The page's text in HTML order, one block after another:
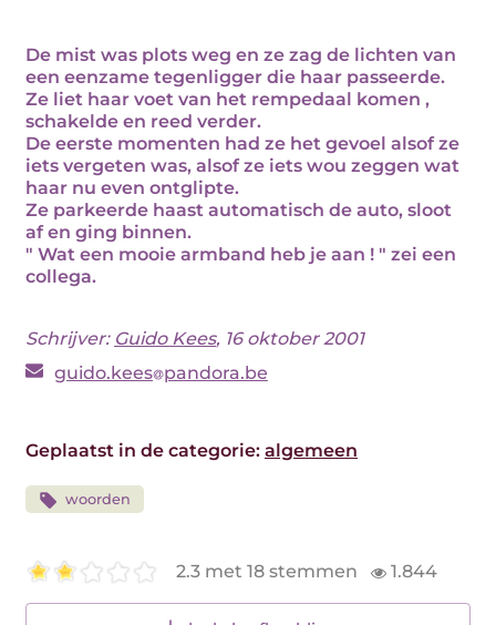
De mist was plots weg en ze zag de lichten van
een eenzame tegenligger die haar passeerde.
Ze liet haar voet van het rempedaal komen ,
schakelde en reed verder.
De eerste momenten had ze het gevoel alsof ze
iets vergeten was, alsof ze iets wou zeggen wat
haar nu even ontglipte.
Ze parkeerde haast automatisch de auto, sloot
af en ging binnen.
" Wat een mooie armband heb je aan ! " zei een
collega.
Schrijver: Guido Kees, 16 oktober 2001
guido.kees pandora.be
Geplaatst in de categorie: algemeen
woorden
2.3 met 18 stemmen 1.844